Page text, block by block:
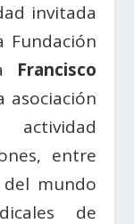
invitada
Fundación
Francisco
asociación
entre
del mundo
de